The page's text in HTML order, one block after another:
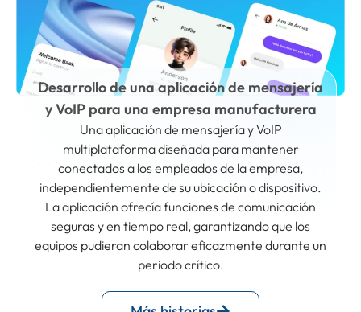
Desarrollo de una aplicación de mensajería
y VoIP para una empresa manufacturera
Una aplicación de mensajería y VoIP
multiplataforma diseñada para mantener
conectados a los empleados de la empresa,
independientemente de su ubicación o dispositivo.
La aplicación ofrecía funciones de comunicación
seguras y en tiempo real, garantizando que los
equipos pudieran colaborar eficazmente durante un
periodo crítico.